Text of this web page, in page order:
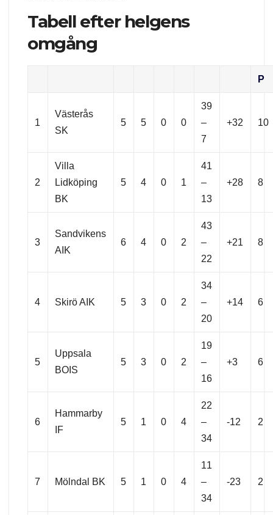
Tabell efter helgens
omgång
P
1
Västerås
SK
5 5 0 0
39
–
7
+32 10
2
Villa
Lidköping
BK
5 4 0 1
41
–
13
+28 8
3
Sandvikens
AIK
6 4 0 2
43
–
22
+21 8
4 Skirö AIK 5 3 0 2
34
–
20
+14 6
5
Uppsala
BOIS
5 3 0 2
19
–
16
+3 6
6
Hammarby
IF
5 1 0 4
22
–
34
-12 2
7 Mölndal BK 5 1 0 4
11
–
34
-23 2